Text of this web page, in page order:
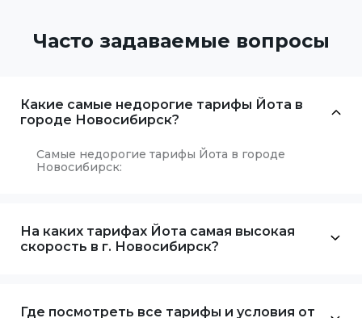
Часто задаваемые вопросы
Какие самые недорогие тарифы Йота в
городе Новосибирск?
Самые недорогие тарифы Йота в городе
Новосибирск:
На каких тарифах Йота самая высокая
скорость в г. Новосибирск?
Где посмотреть все тарифы и условия от